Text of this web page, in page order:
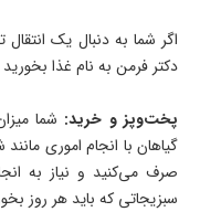
اگر شما به دنبال یک
دکتر فرمن به نام غذا
پخت‌وپز و خرید: شما
گیاهان با انجام اموری
صرف می‌کنید و نیاز به
سبزیجاتی که باید هر روز